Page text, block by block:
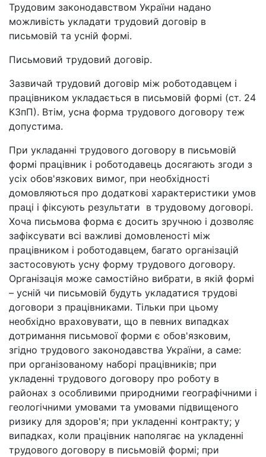
Трудовим законодавством України надано
можливість укладати трудовий договір в
письмовій та усній формі.
Письмовий трудовий договір.
Зазвичай трудовий договір між роботодавцем і
працівником укладається в письмовій формі (ст. 24
КЗпП). Втім, усна форма трудового договору теж
допустима.
При укладанні трудового договору в письмовій
формі працівник і роботодавець досягають згоди з
усіх обов'язкових вимог, при необхідності
домовляються про додаткові характеристики умов
праці і фіксують результати в трудовому договорі.
Хоча письмова форма є досить зручною і дозволяє
зафіксувати всі важливі домовленості між
працівником і роботодавцем, багато організацій
застосовують усну форму трудового договору.
Організація може самостійно вибрати, в якій формі
– усній чи письмовій будуть укладатися трудові
договори з працівниками. Тільки при цьому
необхідно враховувати, що в певних випадках
дотримання письмової форми є обов'язковим,
згідно трудового законодавства України, а саме:
при організованому наборі працівників; при
укладенні трудового договору про роботу в
районах з особливими природними географічними і
геологічними умовами та умовами підвищеного
ризику для здоров'я; при укладенні контракту; у
випадках, коли працівник наполягає на укладенні
трудового договору в письмовій формі; при